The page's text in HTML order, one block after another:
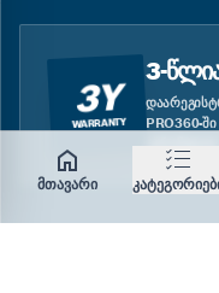
მთავარი
3Y
WARRANTY
3-
PRO360-
ᲒᲐᲠᲐᲜᲢᲘᲘᲗ.